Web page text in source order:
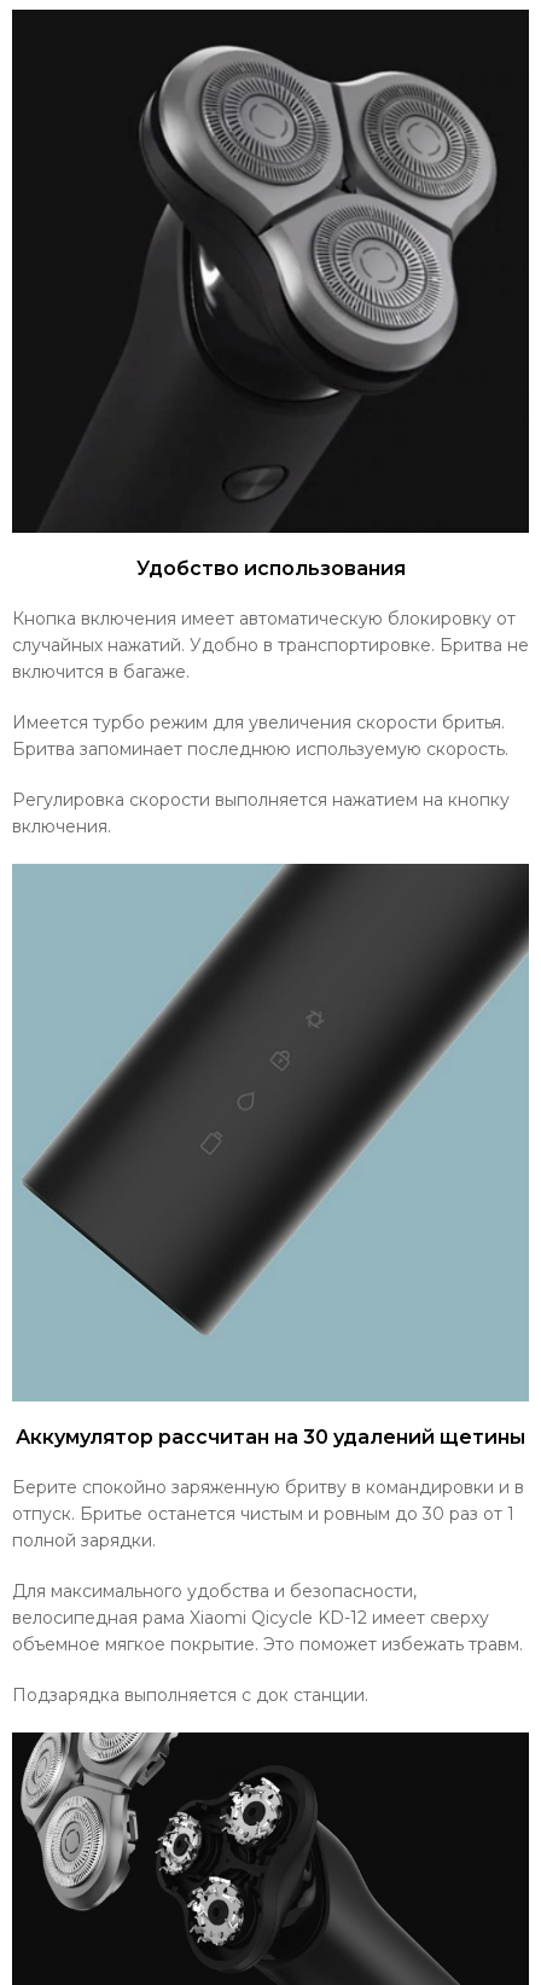
Удобство использования
Кнопка включения имеет автоматическую блокировку от
случайных нажатий. Удобно в транспортировке. Бритва не
включится в багаже.
Имеется турбо режим для увеличения скорости бритья.
Бритва запоминает последнюю используемую скорость.
Регулировка скорости выполняется нажатием на кнопку
включения.
Аккумулятор рассчитан на 30 удалений щетины
Берите спокойно заряженную бритву в командировки и в
отпуск. Бритье останется чистым и ровным до 30 раз от 1
полной зарядки.
Для максимального удобства и безопасности,
велосипедная рама Xiaomi Qicycle KD-12 имеет сверху
объемное мягкое покрытие. Это поможет избежать травм.
Подзарядка выполняется с док станции.